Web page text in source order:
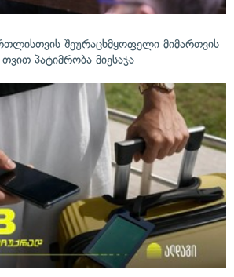
შეურაცხმყოფელი მიმართვის
პატიმრობა მიესაჯა